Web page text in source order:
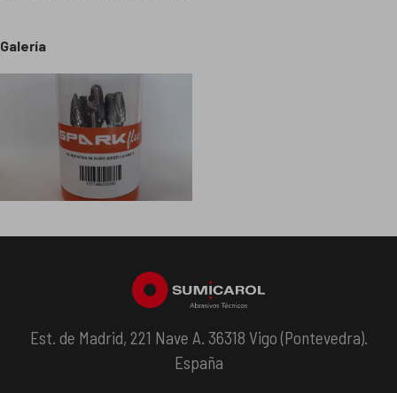
Galería
Est. de Madrid, 221 Nave A. 36318 Vigo (Pontevedra).
España